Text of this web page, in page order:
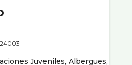
24003
Juveniles, Albergues,